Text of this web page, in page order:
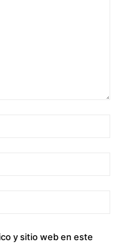
y sitio web en este